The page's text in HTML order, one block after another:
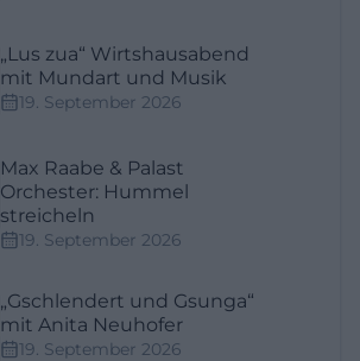
„Lus zua“ Wirtshausabend
mit Mundart und Musik
19. September 2026
Max Raabe & Palast
Orchester: Hummel
streicheln
19. September 2026
„Gschlendert und Gsunga“
mit Anita Neuhofer
19. September 2026